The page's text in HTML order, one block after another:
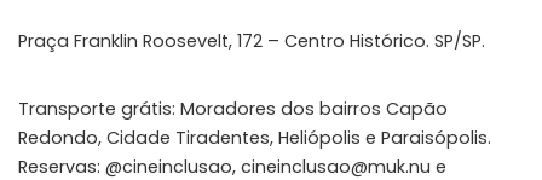
Praça Franklin Roosevelt, 172 – Centro Histórico. SP/SP.
Transporte grátis: Moradores dos bairros Capão
Redondo, Cidade Tiradentes, Heliópolis e Paraisópolis.
Reservas: @cineinclusao, cineinclusao@muk.nu e